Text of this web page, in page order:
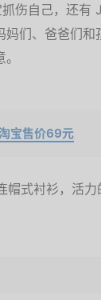
伤自己，还有
们、爸爸们
宝售价69元
帽式衬衫，活